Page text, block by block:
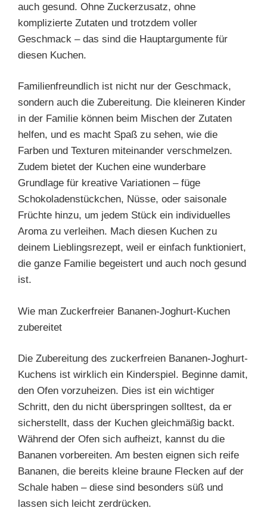
auch gesund. Ohne Zuckerzusatz, ohne
komplizierte Zutaten und trotzdem voller
Geschmack – das sind die Hauptargumente für
diesen Kuchen.
Familienfreundlich ist nicht nur der Geschmack,
sondern auch die Zubereitung. Die kleineren Kinder
in der Familie können beim Mischen der Zutaten
helfen, und es macht Spaß zu sehen, wie die
Farben und Texturen miteinander verschmelzen.
Zudem bietet der Kuchen eine wunderbare
Grundlage für kreative Variationen – füge
Schokoladenstückchen, Nüsse, oder saisonale
Früchte hinzu, um jedem Stück ein individuelles
Aroma zu verleihen. Mach diesen Kuchen zu
deinem Lieblingsrezept, weil er einfach funktioniert,
die ganze Familie begeistert und auch noch gesund
ist.
Wie man Zuckerfreier Bananen-Joghurt-Kuchen
zubereitet
Die Zubereitung des zuckerfreien Bananen-Joghurt-
Kuchens ist wirklich ein Kinderspiel. Beginne damit,
den Ofen vorzuheizen. Dies ist ein wichtiger
Schritt, den du nicht überspringen solltest, da er
sicherstellt, dass der Kuchen gleichmäßig backt.
Während der Ofen sich aufheizt, kannst du die
Bananen vorbereiten. Am besten eignen sich reife
Bananen, die bereits kleine braune Flecken auf der
Schale haben – diese sind besonders süß und
lassen sich leicht zerdrücken.